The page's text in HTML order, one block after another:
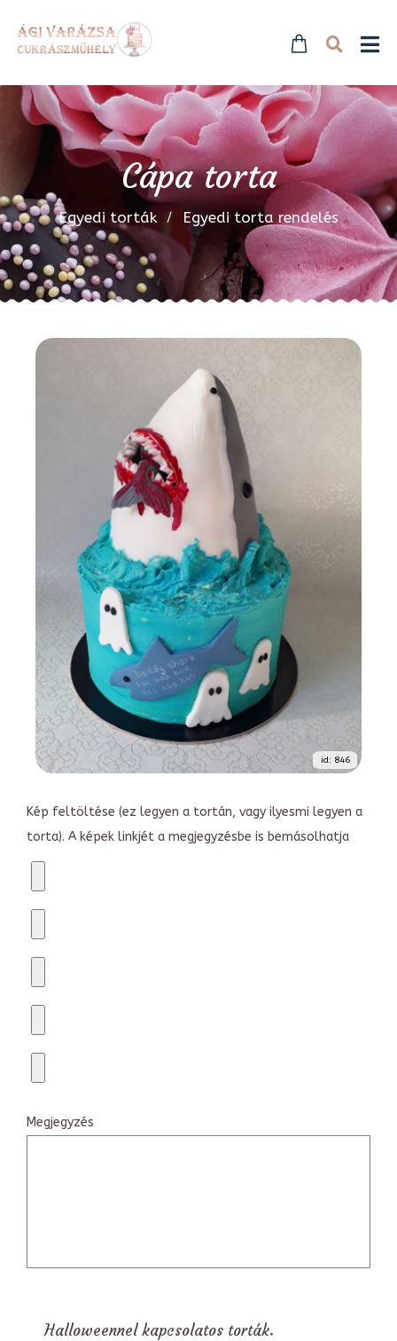
Cápa torta
Egyedi torták Egyedi torta rendelés
id: 846
Kép feltöltése (ez legyen a tortán, vagy ilyesmi legyen a
torta). A képek linkjét a megjegyzésbe is bemásolhatja
Megjegyzés
Halloweennel kapcsolatos torták.